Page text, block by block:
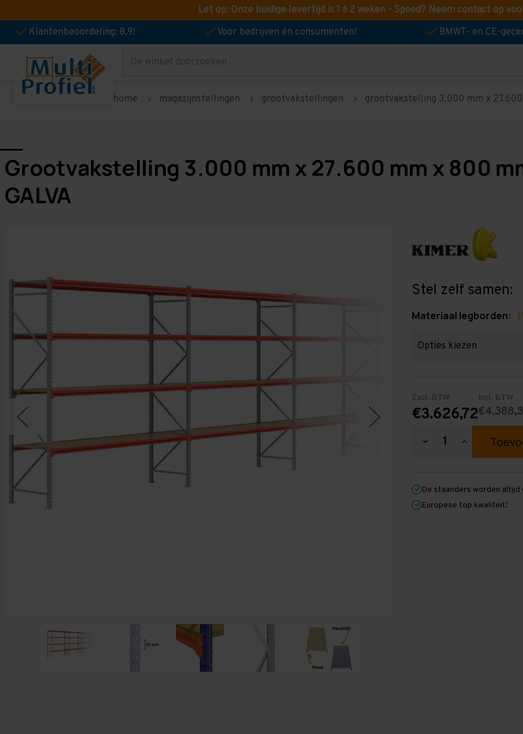
Let op: Onze huidige levertijd is 1 á 2 weken - Spoed? Neem contact op
Klantenbeoordeling: 8,9!
Voor bedrijven én consumenten! BMWT- en CE-
Zoeken
home magazijnstellingen grootvakstellingen grootvakstelling 3.000 mm x
Grootvakstelling 3.000 mm x 27.600 mm x 800
GALVA
Stel zelf samen:
Materiaal legborden:
Excl. BTW
€3.626,72
Incl. BTW
Hoeveelheid
3.000
mm
x
27.600
Hoeveelheid
verhogen
3.000
mm
x
27.600
De staanders worden
Europese top kwaliteit!